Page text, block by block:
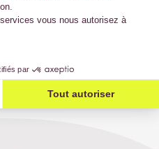
de-la-faim